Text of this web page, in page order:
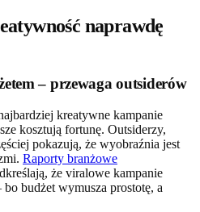
naprawdę
– przewaga outsiderów
kreatywne kampanie
kosztują fortunę. Outsiderzy,
pokazują, że wyobraźnia jest
Raporty branżowe
że viralowe kampanie
budżet wymusza prostotę, a